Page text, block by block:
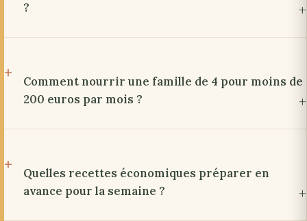
?
Comment nourrir une famille de 4 pour moins de
200 euros par mois ?
Quelles recettes économiques préparer en
avance pour la semaine ?